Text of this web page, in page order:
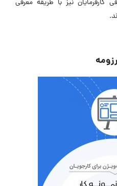
کارفرمایان نیز با طریقه معرفی